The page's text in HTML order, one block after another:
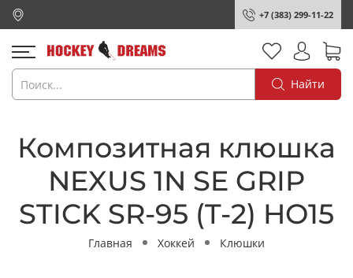
+7 (383) 299-11-22
Найти
Композитная клюшка
NEXUS 1N SE GRIP
STICK SR-95 (T-2) HO15
Главная Хоккей Клюшки